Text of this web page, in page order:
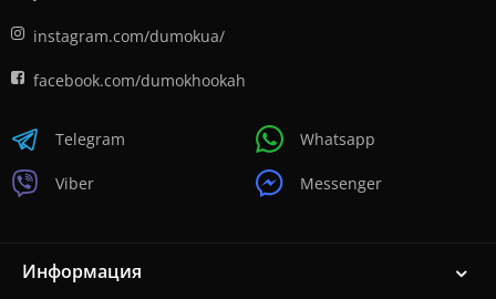
instagram.com/dumokua/
facebook.com/dumokhookah
Telegram
Viber
Whatsapp
Messenger
Информация